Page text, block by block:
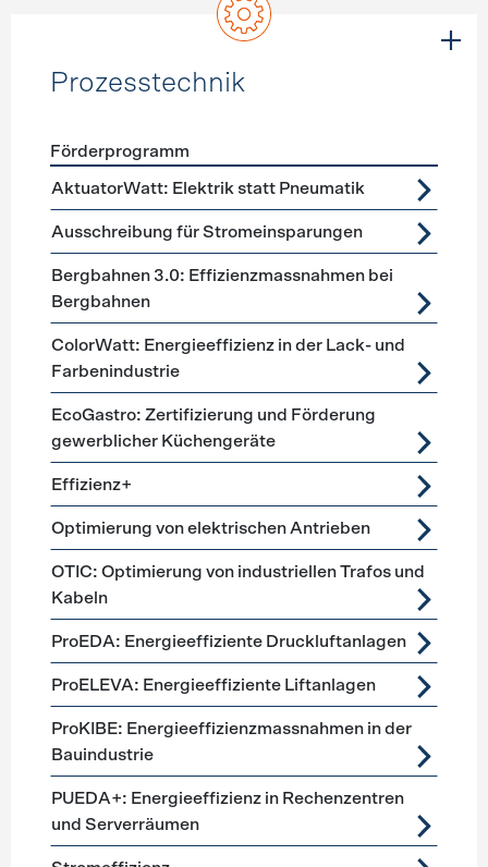
Prozesstechnik
Förderprogramme Prozesstechnik
Förderprogramm
AktuatorWatt: Elektrik statt Pneumatik
Ausschreibung für Stromeinsparungen
Bergbahnen 3.0: Effizienzmassnahmen bei
Bergbahnen
ColorWatt: Energieeffizienz in der Lack- und
Farbenindustrie
EcoGastro: Zertifizierung und Förderung
gewerblicher Küchengeräte
Effizienz+
Optimierung von elektrischen Antrieben
OTIC: Optimierung von industriellen Trafos und
Kabeln
ProEDA: Energieeffiziente Druckluftanlagen
ProELEVA: Energieeffiziente Liftanlagen
ProKIBE: Energieeffizienzmassnahmen in der
Bauindustrie
PUEDA+: Energieeffizienz in Rechenzentren
und Serverräumen